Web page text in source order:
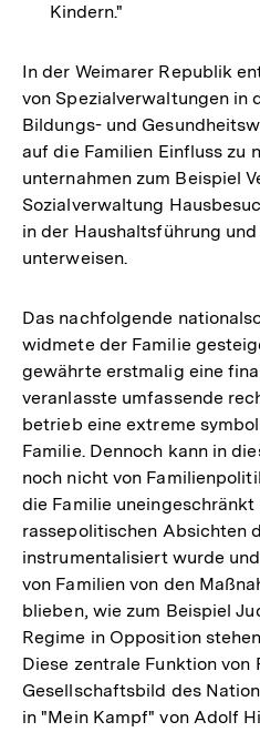
Kindern."
In der Weimarer Republik
von Spezialverwaltungen in
Bildungs- und
auf die Familien Einfluss zu
unternahmen zum Beispiel
Sozialverwaltung
in der Haushaltsführung
unterweisen.
Das nachfolgende
widmete der Familie
gewährte erstmalig eine
veranlasste umfassende
betrieb eine extreme
Familie. Dennoch kann in
noch nicht von
die Familie
rassepolitischen Absichten
instrumentalisiert wurde
von Familien von den
blieben, wie zum Beispiel
Regime in Opposition
Diese zentrale Funktion von
Gesellschaftsbild des
in "Mein Kampf" von Adolf